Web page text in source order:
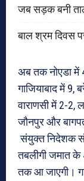
जब सड़क बनी
बाल श्रम दिवस
अब तक नोएडा में
गाजियाबाद में 9,
वाराणसी में 2-2,
जौनपुर और बागपत
संयुक्त निदेशक
तबलीगी जमात के
तक आ जाएगी।